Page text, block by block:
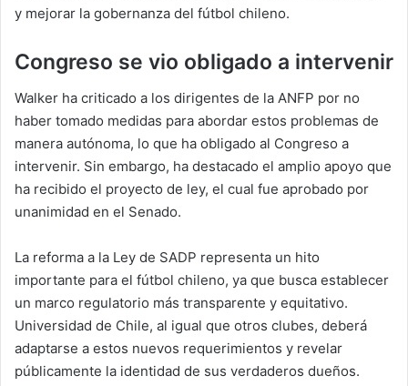
y mejorar la gobernanza del fútbol chileno.
Congreso se vio obligado a intervenir
Walker ha criticado a los dirigentes de la ANFP por no
haber tomado medidas para abordar estos problemas de
manera autónoma, lo que ha obligado al Congreso a
intervenir. Sin embargo, ha destacado el amplio apoyo que
ha recibido el proyecto de ley, el cual fue aprobado por
unanimidad en el Senado.
La reforma a la Ley de SADP representa un hito
importante para el fútbol chileno, ya que busca establecer
un marco regulatorio más transparente y equitativo.
Universidad de Chile, al igual que otros clubes, deberá
adaptarse a estos nuevos requerimientos y revelar
públicamente la identidad de sus verdaderos dueños.